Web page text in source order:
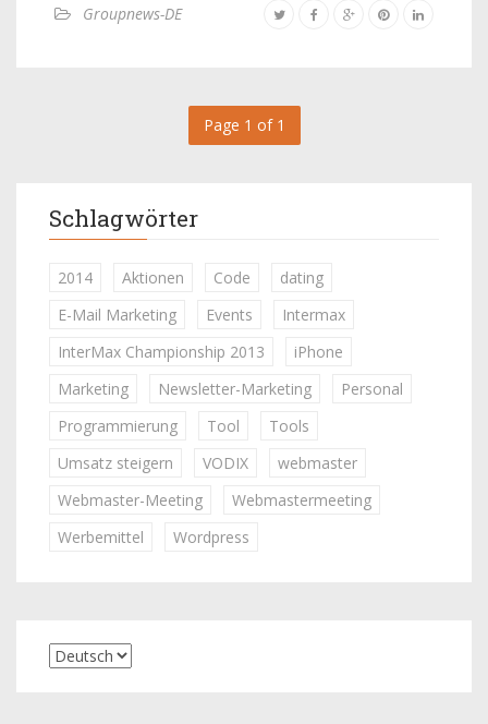
Groupnews-DE
Page 1 of 1
Schlagwörter
2014 Aktionen Code
dating
E-Mail Marketing
Events
Intermax
InterMax Championship 2013
iPhone
Marketing
Newsletter-Marketing
Personal
Programmierung
Tool
Tools
Umsatz steigern
VODIX
webmaster
Webmaster-Meeting
Webmastermeeting
Werbemittel
Wordpress